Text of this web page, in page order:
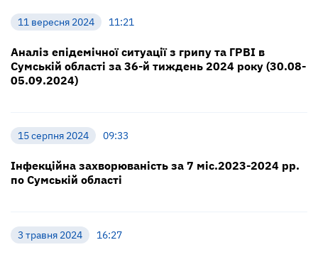
11 вересня 2024 11:21
Аналіз епідемічної ситуації з грипу та ГРВІ в
Сумській області за 36-й тиждень 2024 року (30.08-
05.09.2024)
15 серпня 2024 09:33
Інфекційна захворюваність за 7 міс.2023-2024 рр.
по Сумській області
3 травня 2024 16:27